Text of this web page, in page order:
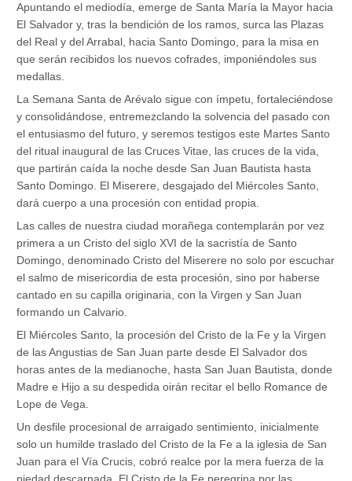
Apuntando el mediodía, emerge de Santa María la Mayor hacia
El Salvador y, tras la bendición de los ramos, surca las Plazas
del Real y del Arrabal, hacia Santo Domingo, para la misa en
que serán recibidos los nuevos cofrades, imponiéndoles sus
medallas.
La Semana Santa de Arévalo sigue con ímpetu, fortaleciéndose
y consolidándose, entremezclando la solvencia del pasado con
el entusiasmo del futuro, y seremos testigos este Martes Santo
del ritual inaugural de las Cruces Vitae, las cruces de la vida,
que partirán caída la noche desde San Juan Bautista hasta
Santo Domingo. El Miserere, desgajado del Miércoles Santo,
dará cuerpo a una procesión con entidad propia.
Las calles de nuestra ciudad morañega contemplarán por vez
primera a un Cristo del siglo XVI de la sacristía de Santo
Domingo, denominado Cristo del Miserere no solo por escuchar
el salmo de misericordia de esta procesión, sino por haberse
cantado en su capilla originaria, con la Virgen y San Juan
formando un Calvario.
El Miércoles Santo, la procesión del Cristo de la Fe y la Virgen
de las Angustias de San Juan parte desde El Salvador dos
horas antes de la medianoche, hasta San Juan Bautista, donde
Madre e Hijo a su despedida oirán recitar el bello Romance de
Lope de Vega.
Un desfile procesional de arraigado sentimiento, inicialmente
solo un humilde traslado del Cristo de la Fe a la iglesia de San
Juan para el Vía Crucis, cobró realce por la mera fuerza de la